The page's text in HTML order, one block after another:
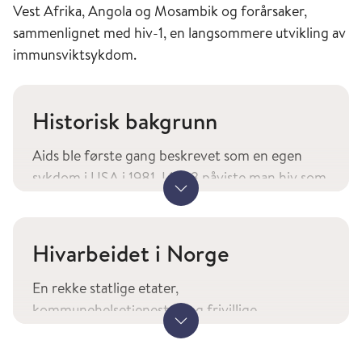
Vest Afrika, Angola og Mosambik og forårsaker,
sammenlignet med hiv-1, en langsommere utvikling av
immunsviktsykdom.
Historisk bakgrunn
Aids ble første gang beskrevet som en egen
sykdom i USA i 1981. I 1983 påviste man hiv som
årsak til aids. Hiv-1 ble identifisert i 1983, og hiv-
blodprøve fra 1959 hos en mann i nåværende
Kinshasa. Første aidstilfelle i Norge ble
diagnostisert i januar 1983. Noen av de første
veldokumenterte aidstilfellene i verden ble
behandlet på Rikshospitalet på 1970-tallet da en
Vis mer
Hivarbeidet i Norge
En rekke statlige etater,
kommunehelsetjenesten og frivillige
organisasjoner har gjennom årene spilt en viktig
Vis mer